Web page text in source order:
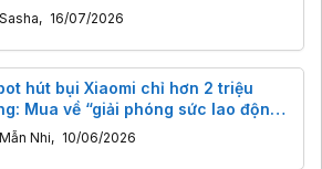
Sasha, 16/07/2026
hút bụi Xiaomi chỉ hơn 2 triệu
Mua về “giải phóng sức lao động”
chỉ là đồ chơi công nghệ?
Mẫn Nhi, 10/06/2026